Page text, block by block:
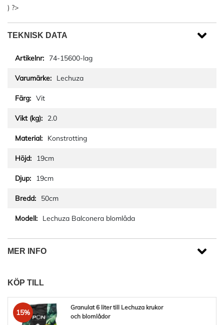
) ?>
TEKNISK DATA
74-15600-lag
Lechuza
Vit
2.0
Konstrotting
19cm
19cm
50cm
Lechuza Balconera blomlåda
MER INFO
KÖP TILL
15%
Granulat 6 liter till Lechuza krukor
och blomlådor